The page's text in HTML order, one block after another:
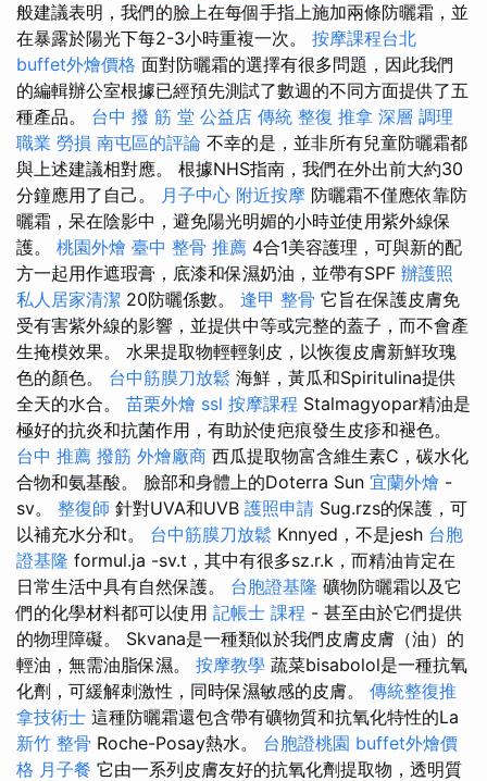
般建議表明，我們的臉上在每個手指上施加兩條防曬霜，並
在暴露於陽光下每2-3小時重複一次。 按摩課程台北
buffet外燴價格 面對防曬霜的選擇有很多問題，因此我們
的編輯辦公室根據已經預先測試了數週的不同方面提供了五
種產品。 台中 撥 筋 堂 公益店 傳統 整復 推拿 深層 調理
職業 勞損 南屯區的評論 不幸的是，並非所有兒童防曬霜都
與上述建議相對應。 根據NHS指南，我們在外出前大約30
分鐘應用了自己。 月子中心 附近按摩 防曬霜不僅應依靠防
曬霜，呆在陰影中，避免陽光明媚的小時並使用紫外線保
護。 桃園外燴 臺中 整骨 推薦 4合1美容護理，可與新的配
方一起用作遮瑕膏，底漆和保濕奶油，並帶有SPF 辦護照
私人居家清潔 20防曬係數。 逢甲 整骨 它旨在保護皮膚免
受有害紫外線的影響，並提供中等或完整的蓋子，而不會產
生掩模效果。 水果提取物輕輕剝皮，以恢復皮膚新鮮玫瑰
色的顏色。 台中筋膜刀放鬆 海鮮，黃瓜和Spiritulina提供
全天的水合。 苗栗外燴 ssl 按摩課程 Stalmagyopar精油是
極好的抗炎和抗菌作用，有助於使疤痕發生皮疹和褪色。
台中 推薦 撥筋 外燴廠商 西瓜提取物富含維生素C，碳水化
合物和氨基酸。 臉部和身體上的Doterra Sun 宜蘭外燴 -
sv。 整復師 針對UVA和UVB 護照申請 Sug.rzs的保護，可
以補充水分和t。 台中筋膜刀放鬆 Knnyed，不是jesh 台胞
證基隆 formul.ja -sv.t，其中有很多sz.r.k，而精油肯定在
日常生活中具有自然保護。 台胞證基隆 礦物防曬霜以及它
們的化學材料都可以使用 記帳士 課程 - 甚至由於它們提供
的物理障礙。 Skvana是一種類似於我們皮膚皮膚（油）的
輕油，無需油脂保濕。 按摩教學 蔬菜bisabolol是一種抗氧
化劑，可緩解刺激性，同時保濕敏感的皮膚。 傳統整復推
拿技術士 這種防曬霜還包含帶有礦物質和抗氧化特性的La
新竹 整骨 Roche-Posay熱水。 台胞證桃園 buffet外燴價
格 月子餐 它由一系列皮膚友好的抗氧化劑提取物，透明質